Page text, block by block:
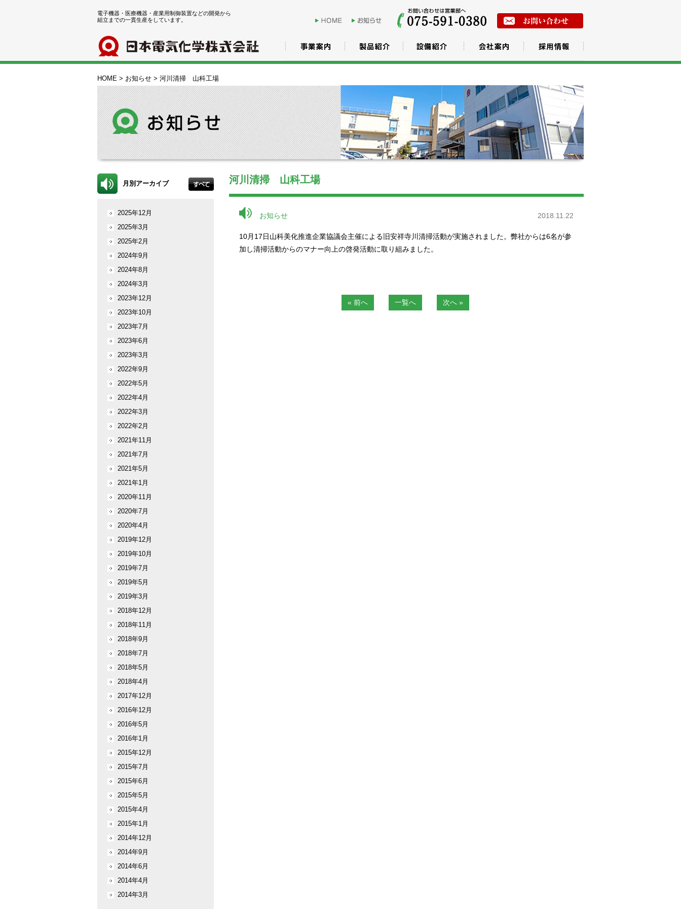
電子機器・医療機器・産業用制御装置などの開発から
組立までの一貫生産をしています。
HOME > お知らせ > 河川清掃 山科工場
河川清掃 山科工場
お知らせ 2018.11.22
10月17日山科美化推進企業協議会主催による旧安祥寺川清掃活動が実施されました。弊社からは6名が参
加し清掃活動からのマナー向上の啓発活動に取り組みました。
« 前へ 一覧へ 次へ »
月別アーカイブ
2025年12月
2025年3月
2025年2月
2024年9月
2024年8月
2024年3月
2023年12月
2023年10月
2023年7月
2023年6月
2023年3月
2022年9月
2022年5月
2022年4月
2022年3月
2022年2月
2021年11月
2021年7月
2021年5月
2021年1月
2020年11月
2020年7月
2020年4月
2019年12月
2019年10月
2019年7月
2019年5月
2019年3月
2018年12月
2018年11月
2018年9月
2018年7月
2018年5月
2018年4月
2017年12月
2016年12月
2016年5月
2016年1月
2015年12月
2015年7月
2015年6月
2015年5月
2015年4月
2015年1月
2014年12月
2014年9月
2014年6月
2014年4月
2014年3月